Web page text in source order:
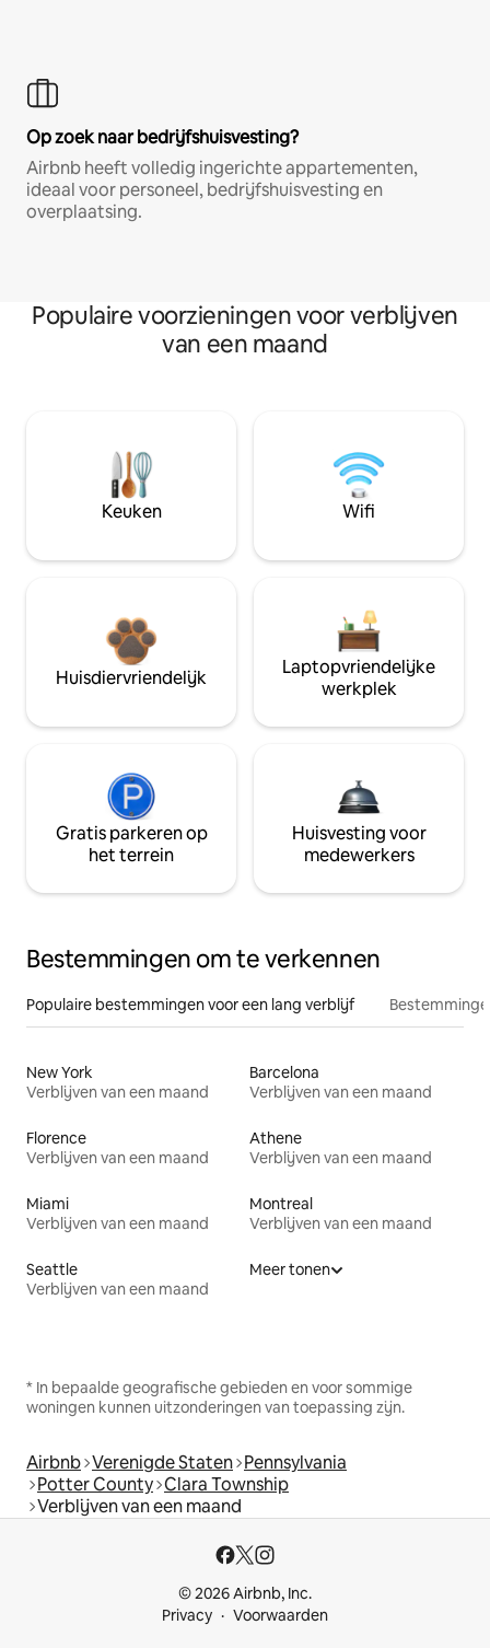
Op zoek naar bedrijfshuisvesting?
Airbnb heeft volledig ingerichte appartementen,
ideaal voor personeel, bedrijfshuisvesting en
overplaatsing.
Populaire voorzieningen voor verblijven
van een maand
Keuken Wifi
Huisdiervriendelijk
Laptopvriendelijke
werkplek
Gratis parkeren op
het terrein
Huisvesting voor
medewerkers
Bestemmingen om te verkennen
Populaire bestemmingen voor een lang verblijf
New York
Verblijven van een maand
Barcelona
Verblijven van een maand
Florence
Verblijven van een maand
Athene
Verblijven van een maand
Miami
Verblijven van een maand
Montreal
Verblijven van een maand
Seattle
Verblijven van een maand
Meer tonen
* In bepaalde geografische gebieden en voor sommige
woningen kunnen uitzonderingen van toepassing zijn.
Airbnb Verenigde Staten Pennsylvania
Potter County Clara Township
Verblijven van een maand
© 2026 Airbnb, Inc.
Privacy
Voorwaarden